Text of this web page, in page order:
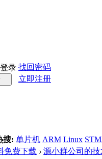
录 找回密码
立即注册
搜: 单片机 ARM Linux
免费下载 › 源小群公司的